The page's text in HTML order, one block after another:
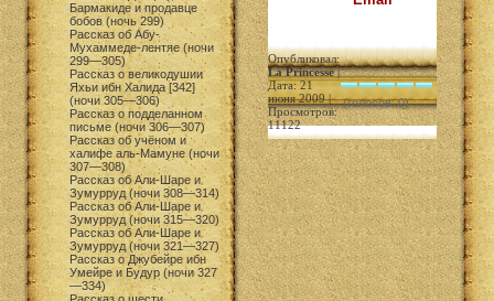
Бармакиде и продавце
бобов (ночь 299)
Рассказ об Абу-
Мухаммеде-лентяе (ночи
299—305)
Рассказ о великодушии
Яхьи ибн Халида [342]
(ночи 305—306)
Рассказ о подделанном
письме (ночи 306—307)
Рассказ об учёном и
халифе аль-Мамуне (ночи
307—308)
Рассказ об Али-Шаре и
Зумурруд (ночи 308—314)
Рассказ об Али-Шаре и
Зумурруд (ночи 315—320)
Рассказ об Али-Шаре и
Зумурруд (ночи 321—327)
Рассказ о Джубейре ибн
Умейре и Будур (ночи 327
—334)
Опубликовал:
La Princesse|
Дата: 21
июня 2009 |
Просмотров:
11122
(голосов: 0)